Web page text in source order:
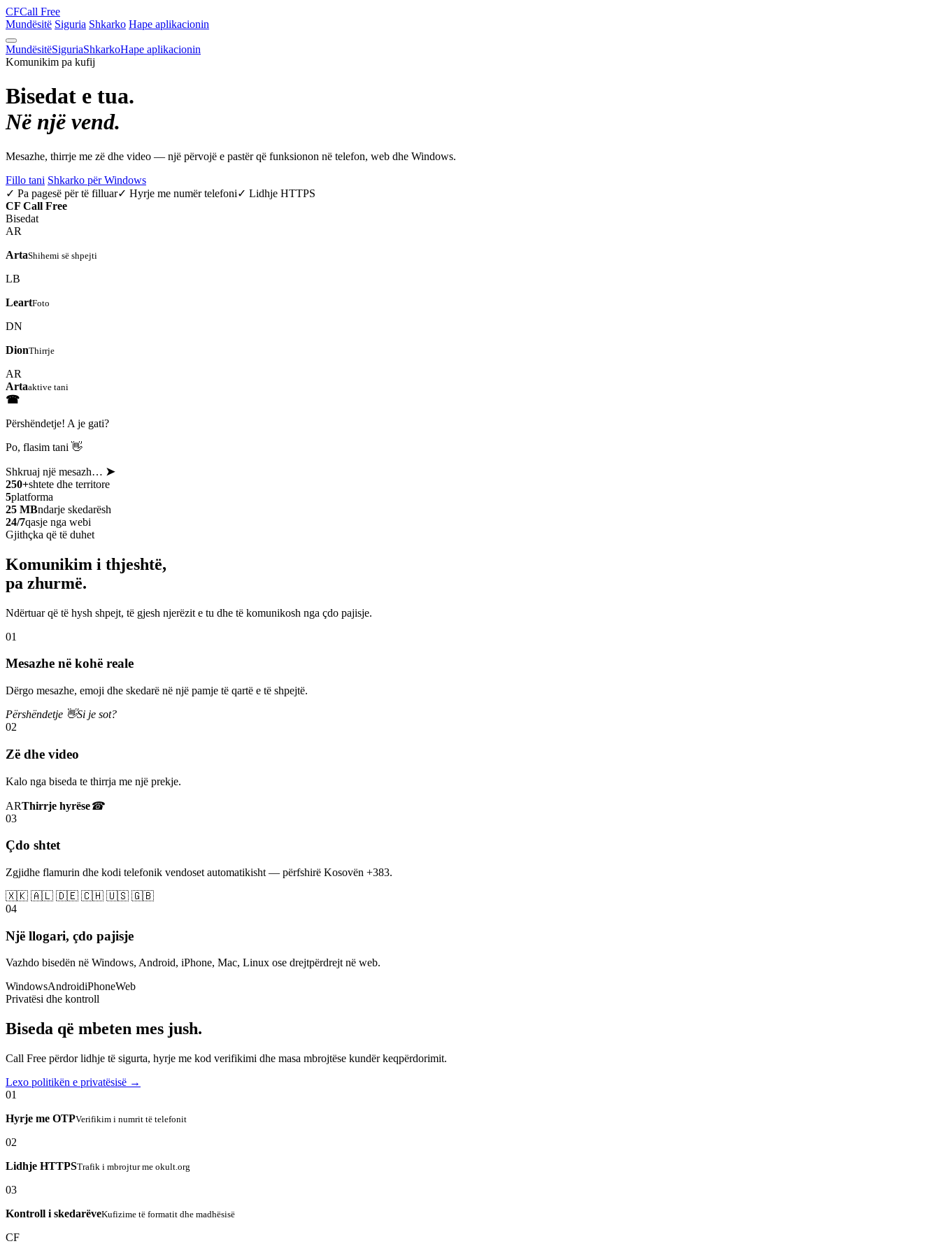
CFCall Free
Mundësitë Siguria Shkarko Hape aplikacionin
MundësitëSiguriaShkarkoHape aplikacionin
Komunikim pa kufij
Bisedat e tua.
Në një vend.
Mesazhe, thirrje me zë dhe video — një përvojë e pastër që funksionon në telefon, web dhe Windows.
Fillo tani Shkarko për Windows
✓ Pa pagesë për të filluar✓ Hyrje me numër telefoni✓ Lidhje HTTPS
CF Call Free
Bisedat
AR
ArtaShihemi së shpejti
LB
LeartFoto
DN
DionThirrje
AR
Artaaktive tani
☎
Përshëndetje! A je gati?
Po, flasim tani 👋
Shkruaj një mesazh… ➤
250+shtete dhe territore
5platforma
25 MBndarje skedarësh
24/7qasje nga webi
Gjithçka që të duhet
Komunikim i thjeshtë,
pa zhurmë.
Ndërtuar që të hysh shpejt, të gjesh njerëzit e tu dhe të komunikosh nga çdo pajisje.
01
Mesazhe në kohë reale
Dërgo mesazhe, emoji dhe skedarë në një pamje të qartë e të shpejtë.
Përshëndetje 👋Si je sot?
02
Zë dhe video
Kalo nga biseda te thirrja me një prekje.
ARThirrje hyrëse☎
03
Çdo shtet
Zgjidhe flamurin dhe kodi telefonik vendoset automatikisht — përfshirë Kosovën +383.
🇽🇰 🇦🇱 🇩🇪 🇨🇭 🇺🇸 🇬🇧
04
Një llogari, çdo pajisje
Vazhdo bisedën në Windows, Android, iPhone, Mac, Linux ose drejtpërdrejt në web.
WindowsAndroidiPhoneWeb
Privatësi dhe kontroll
Biseda që mbeten mes jush.
Call Free përdor lidhje të sigurta, hyrje me kod verifikimi dhe masa mbrojtëse kundër keqpërdorimit.
Lexo politikën e privatësisë →
01
Hyrje me OTPVerifikim i numrit të telefonit
02
Lidhje HTTPSTrafik i mbrojtur me okult.org
03
Kontroll i skedarëveKufizime të formatit dhe madhësisë
CF